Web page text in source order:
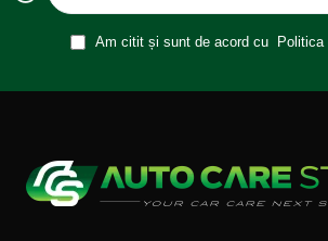
Am citit și sunt de acord cu Politica